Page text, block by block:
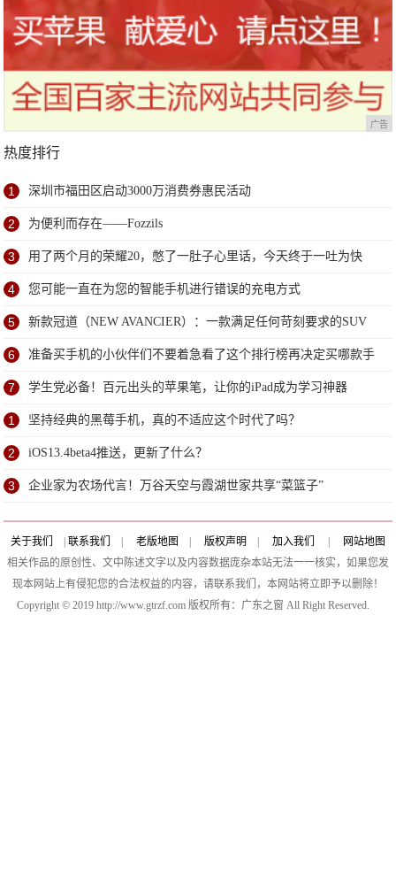
广告
热度排行
1 深圳市福田区启动3000万消费券惠民活动
2 为便利而存在——Fozzils
3 用了两个月的荣耀20，憋了一肚子心里话，今天终于一吐为快
4 您可能一直在为您的智能手机进行错误的充电方式
5 新款冠道（NEW AVANCIER）：一款满足任何苛刻要求的SUV
6 准备买手机的小伙伴们不要着急看了这个排行榜再决定买哪款手
机吧
7 学生党必备！百元出头的苹果笔，让你的iPad成为学习神器
1 坚持经典的黑莓手机，真的不适应这个时代了吗？
2 iOS13.4beta4推送，更新了什么？
3 企业家为农场代言！万谷天空与霞湖世家共享“菜篮子”
关于我们 联系我们 老版地图 版权声明 加入我们
网站地图
相关作品的原创性、文中陈述文字以及内容数据庞杂本站无法一一核实，如果您发
现本网站上有侵犯您的合法权益的内容，请联系我们，本网站将立即予以删除！
Copyright © 2019 http://www.gtrzf.com 版权所有：广东之窗 All Right Reserved.